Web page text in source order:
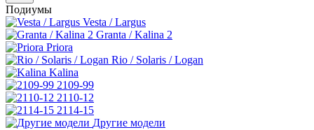
Подиумы
Vesta / Largus
Granta / Kalina 2
Priora
Rio / Solaris / Logan
Kalina
2109-99
2110-12
2114-15
Другие модели